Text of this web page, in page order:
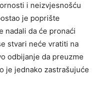
i neizvjesnošću
je poprište
nadali da će pronaći
stvari neće vratiti na
odbijanje da preuzme
je jednako zastrašujuće